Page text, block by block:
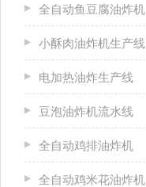
全自动鱼豆腐油炸机
小酥肉油炸机生产线
电加热油炸生产线
豆泡油炸机流水线
全自动鸡排油炸机
全自动鸡米花油炸机